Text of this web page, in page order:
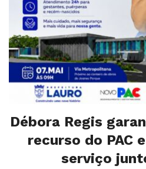
Débora Regis
recurso do PAC
serviço